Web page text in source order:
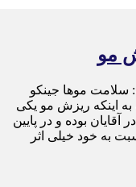
مو
سلامت موها جینکو
به اینکه ریزش مو یکی
آقایان بوده و در پایین
به خود خیلی اثر